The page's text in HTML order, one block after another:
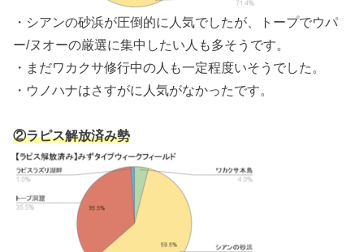
・シアンの砂浜が圧倒的に人気でしたが、トープでウパ
ー/ヌオーの厳選に集中したい人も多そうです。
・まだワカクサ修行中の人も一定程度いそうでした。
・ウノハナはさすがに人気がなかったです。
②ラピス解放済み勢